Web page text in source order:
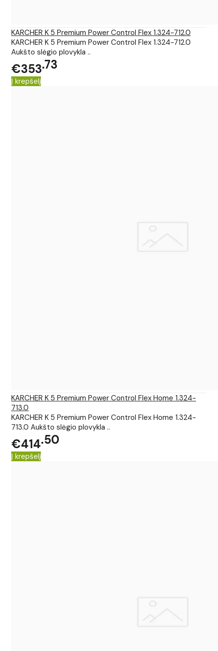
KARCHER K 5 Premium Power Control Flex 1.324-712.0
KARCHER K 5 Premium Power Control Flex 1.324-712.0
Aukšto slėgio plovykla ..
€353 73
Į krepšelį
KARCHER K 5 Premium Power Control Flex Home 1.324-
713.0
KARCHER K 5 Premium Power Control Flex Home 1.324-
713.0 Aukšto slėgio plovykla ..
€414 50
Į krepšelį